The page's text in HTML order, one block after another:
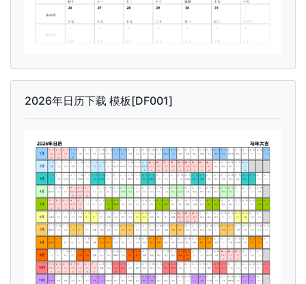
2026年日历下载 模板[DF001]